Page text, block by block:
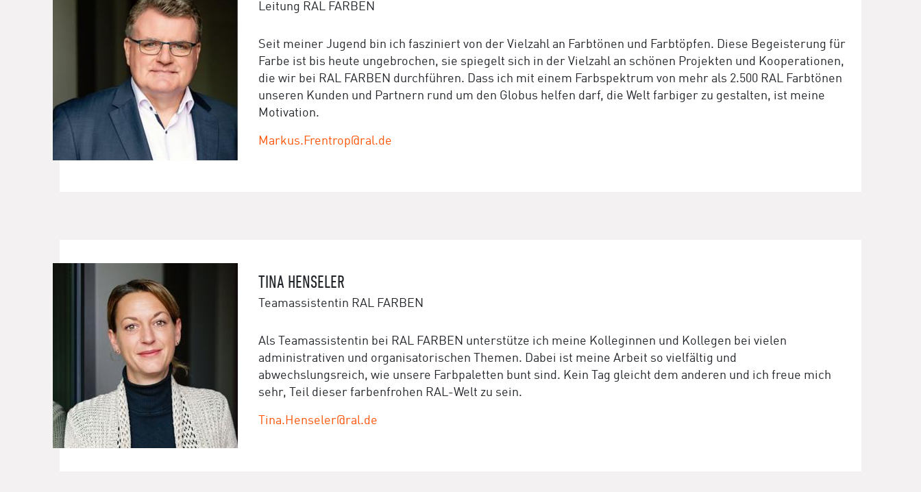
Leitung RAL FARBEN
Seit meiner Jugend bin ich fasziniert von der Vielzahl an Farbtönen und Farbtöpfen. Diese Begeisterung für
Farbe ist bis heute ungebrochen, sie spiegelt sich in der Vielzahl an schönen Projekten und Kooperationen,
die wir bei RAL FARBEN durchführen. Dass ich mit einem Farbspektrum von mehr als 2.500 RAL Farbtönen
unseren Kunden und Partnern rund um den Globus helfen darf, die Welt farbiger zu gestalten, ist meine
Motivation.
Markus.Frentrop@ral.de
TINA HENSELER
Teamassistentin RAL FARBEN
Als Teamassistentin bei RAL FARBEN unterstütze ich meine Kolleginnen und Kollegen bei vielen
administrativen und organisatorischen Themen. Dabei ist meine Arbeit so vielfältig und
abwechslungsreich, wie unsere Farbpaletten bunt sind. Kein Tag gleicht dem anderen und ich freue mich
sehr, Teil dieser farbenfrohen RAL-Welt zu sein.
Tina.Henseler@ral.de